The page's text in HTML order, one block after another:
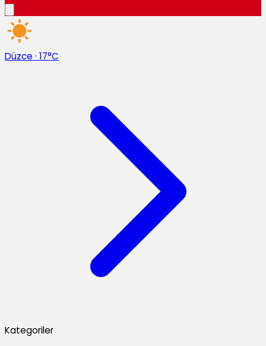
Düzce · 17°C
Kategoriler